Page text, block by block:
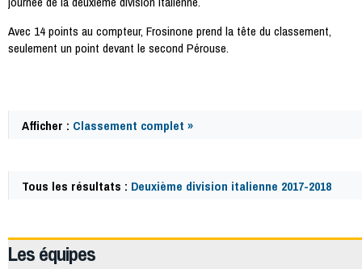
Avec 14 points au compteur, Frosinone prend la tête du classement,
seulement un point devant le second Pérouse.
Afficher : Classement complet »
Tous les résultats : Deuxième division italienne 2017-2018
Les équipes